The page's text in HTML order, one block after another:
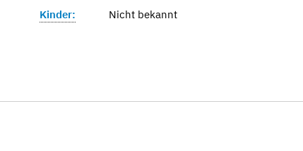
Kinder: Nicht bekannt